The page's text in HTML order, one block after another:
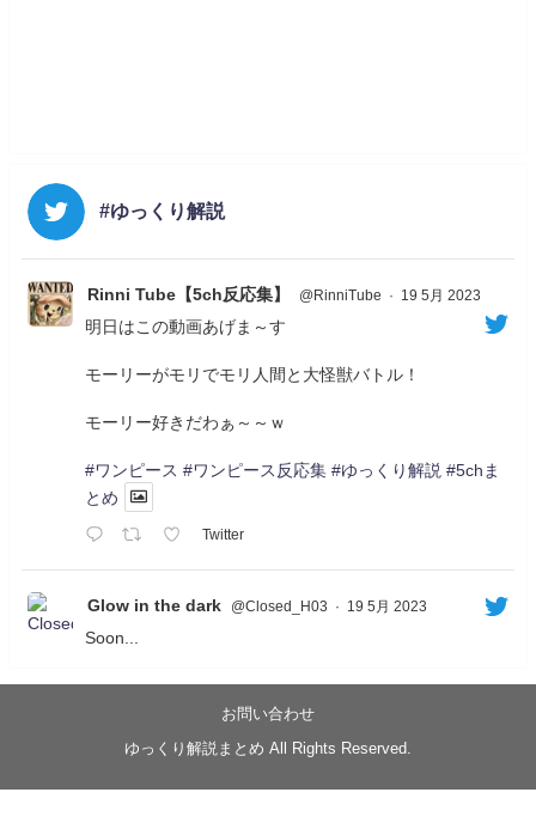
#ゆっくり解説
Rinni Tube【5ch反応集】 @RinniTube · 19 5月 2023
明日はこの動画あげま～す
モーリーがモリでモリ人間と大怪獣バトル！
モーリー好きだわぁ～～ｗ
#ワンピース #ワンピース反応集 #ゆっくり解説 #5chま
とめ
Twitter
Glow in the dark @Closed_H03 · 19 5月 2023
Soon...
【忍】ゆっくり季節性ドネート2021初夏22･23春/異世
界ファンタジー回解説【殺】～トリダ編
https://www.nicovideo.jp/watch/sm42161719
お問い合わせ
ゆっくり解説まとめ All Rights Reserved.